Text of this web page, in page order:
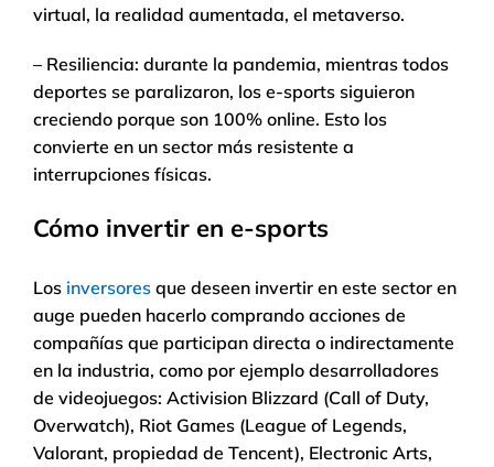
virtual, la realidad aumentada, el metaverso.
– Resiliencia: durante la pandemia, mientras todos
deportes se paralizaron, los e-sports siguieron
creciendo porque son 100% online. Esto los
convierte en un sector más resistente a
interrupciones físicas.
Cómo invertir en e-sports
Los inversores que deseen invertir en este sector en
auge pueden hacerlo comprando acciones de
compañías que participan directa o indirectamente
en la industria, como por ejemplo desarrolladores
de videojuegos: Activision Blizzard (Call of Duty,
Overwatch), Riot Games (League of Legends,
Valorant, propiedad de Tencent), Electronic Arts,